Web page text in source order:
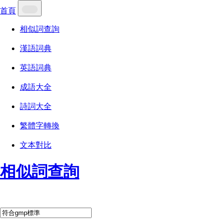
首頁
相似詞查詢
漢語詞典
英語詞典
成語大全
詩詞大全
繁體字轉換
文本對比
相似詞查詢